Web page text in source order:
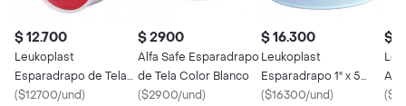
$ 12.700
Leukoplast
Esparadrapo de Tela
Blanco
($12700/und)
$ 2900
Alfa Safe Esparadrapo
de Tela Color Blanco
($2900/und)
$ 16.300
Leukoplast
Esparadrapo 1" x 5
Yardas Blanca
($16300/und)
$
(